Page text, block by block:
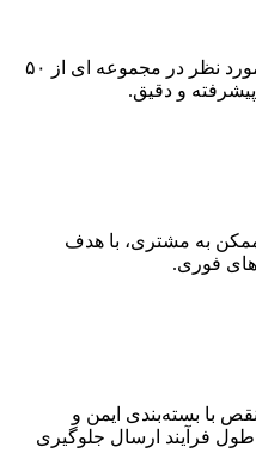
امکان جستجو و یافتن سریع کتاب مورد نظر در مجموعه ای از ۵۰
پیشرفته و دقیق.
به مشتری، با هدف
فوری.
با بسته‌بندی ایمن و
فرآیند ارسال جلوگیری